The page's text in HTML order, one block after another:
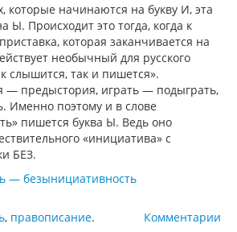
которые начинаются на букву И, эта
Ы. Происходит это тогда, когда к
которая заканчивается на
необычный для русского
слышится, так и пишется».
— предыстория, играть — подыграть,
Именно поэтому и в слове
пишется буква Ы. Ведь оно
«инициатива» с
БЕЗ.
— безынициативность
Комментарии
, правописание.